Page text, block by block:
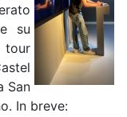
su
tour
San
In breve: